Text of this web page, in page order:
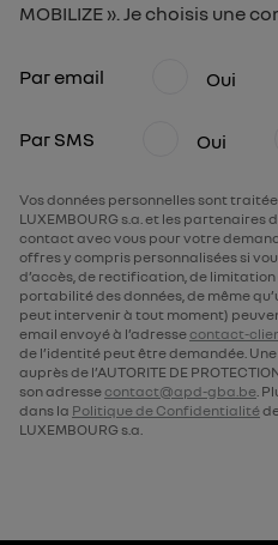
MOBILIZE ». Je choisis une
Par email Oui
Par SMS Oui
Vos données personnelles sont
LUXEMBOURG s.a. et les
contact avec vous pour votre
offres y compris personnalisées si
d’accès, de rectification, de
portabilité des données, de même
peut intervenir à tout moment)
email envoyé à l’adresse contact-
de l’identité peut être demandée.
auprès de l’AUTORITE DE
son adresse contact@apd-gba.be.
dans la Politique de Confidentialité
LUXEMBOURG s.a.